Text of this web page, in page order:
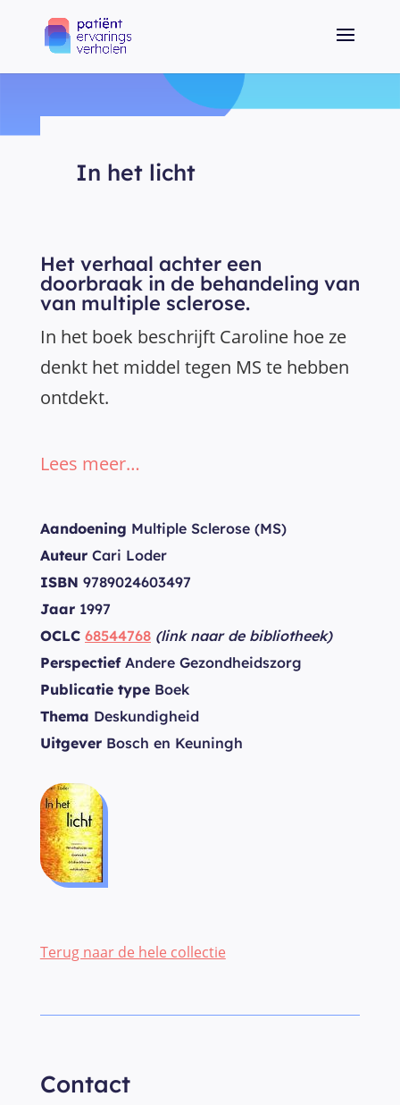
In het licht
Het verhaal achter een
doorbraak in de behandeling van
van multiple sclerose.
In het boek beschrijft Caroline hoe ze
denkt het middel tegen MS te hebben
ontdekt.
Lees meer…
Aandoening Multiple Sclerose (MS)
Auteur Cari Loder
ISBN 9789024603497
Jaar 1997
OCLC 68544768 (link naar de bibliotheek)
PerspectiefAndere Gezondheidszorg
Publicatie type Boek
Thema Deskundigheid
Uitgever Bosch en Keuningh
Terug naar de hele collectie
Contact